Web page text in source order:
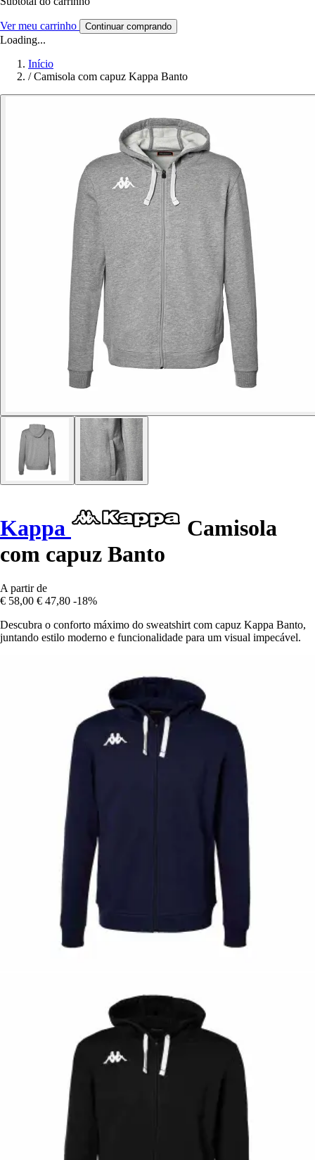
Ver meu carrinho Continuar comprando
Loading...
Início
/ Camisola com capuz Kappa Banto
Kappa
Camisola
com capuz Banto
A partir de
€ 58,00 € 47,80 -18%
Descubra o conforto máximo do sweatshirt com capuz Kappa Banto,
juntando estilo moderno e funcionalidade para um visual impecável.